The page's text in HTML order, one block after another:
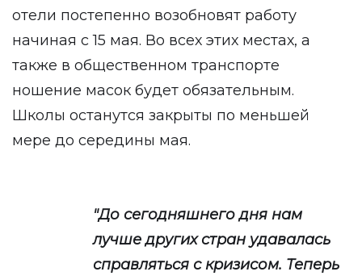
отели постепенно возобновят работу
начиная с 15 мая. Во всех этих местах, а
также в общественном транспорте
ношение масок будет обязательным.
Школы останутся закрыты по меньшей
мере до середины мая.
"До сегодняшнего дня нам
лучше других стран удавалась
справляться с кризисом. Теперь